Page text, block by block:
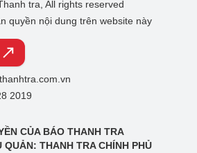
tra, All rights reserved
quyền nội dung trên website này
2019
CỦA BÁO THANH TRA
QUẢN: THANH TRA CHÍNH PHỦ